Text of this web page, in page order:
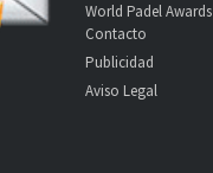
World Padel Awards
Contacto
Publicidad
Aviso Legal